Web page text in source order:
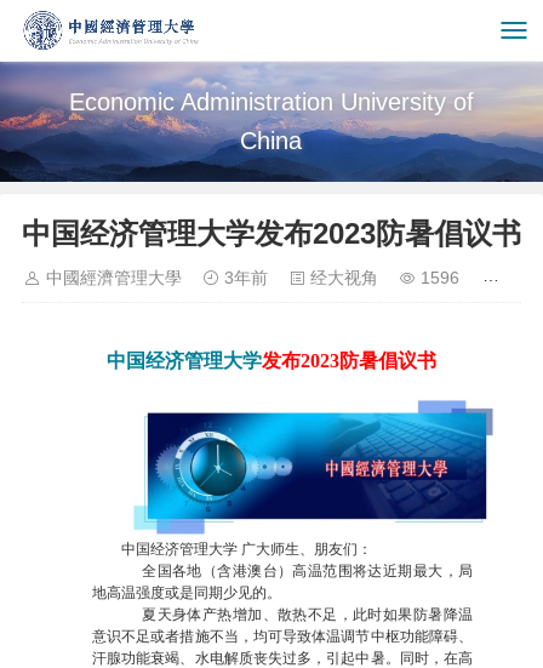
Economic Administration University of
China
中国经济管理大学发布2023防暑倡议书
中國經濟管理大學 3年前 经大视角 1596
中国经济管理大学发布2023防暑倡议书
中国经济管理大学 广大师生、朋友们：
全国各地（含港澳台）高温范围将达近期最大，局
地高温强度或是同期少见的。
夏天身体产热增加、散热不足，此时如果防暑降温
意识不足或者措施不当，均可导致体温调节中枢功能障碍、
汗腺功能衰竭、水电解质丧失过多，引起中暑。同时，在高